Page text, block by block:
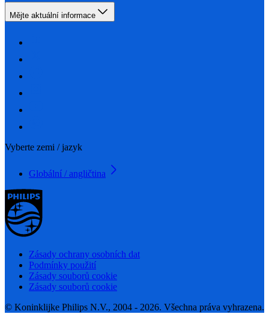
Mějte aktuální informace
Vyberte zemi / jazyk
Globální / angličtina
Zásady ochrany osobních dat
Podmínky použití
Zásady souborů cookie
Zásady souborů cookie
© Koninklijke Philips N.V., 2004 - 2026. Všechna práva vyhrazena.